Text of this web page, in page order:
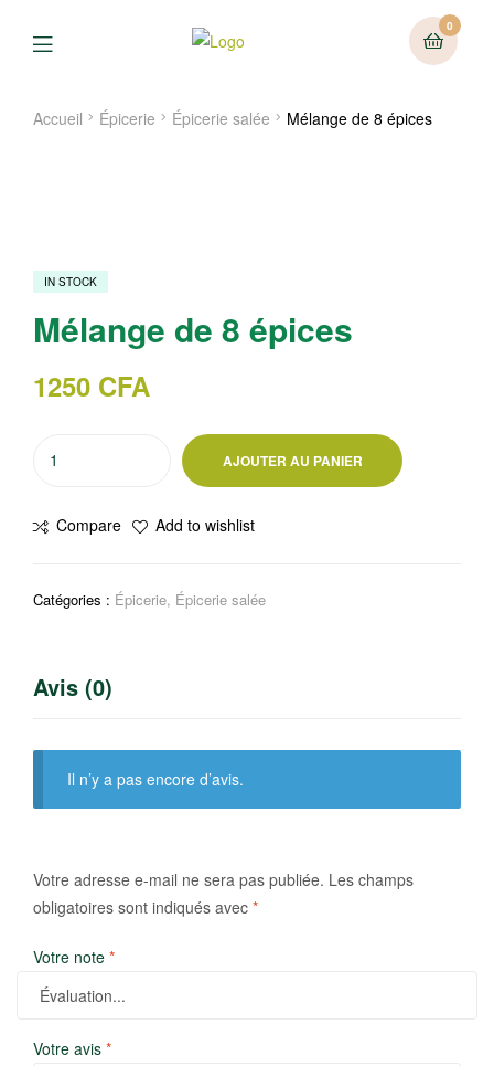
0
Menu
Accueil Épicerie Épicerie salée Mélange de 8 épices
IN STOCK
Mélange de 8 épices
1250 CFA
de
AJOUTER AU PANIER
Compare Add to wishlist
Catégories : Épicerie, Épicerie salée
Avis (0)
Il n’y a pas encore d’avis.
Votre adresse e-mail ne sera pas publiée. Les champs
obligatoires sont indiqués avec *
Votre note *
Votre avis *